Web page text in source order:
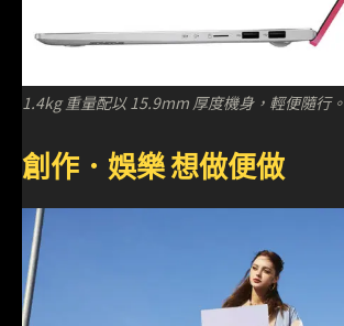
1.4kg 重量配以 15.9mm 厚度機身，輕便隨行。
創作．娛樂 想做便做